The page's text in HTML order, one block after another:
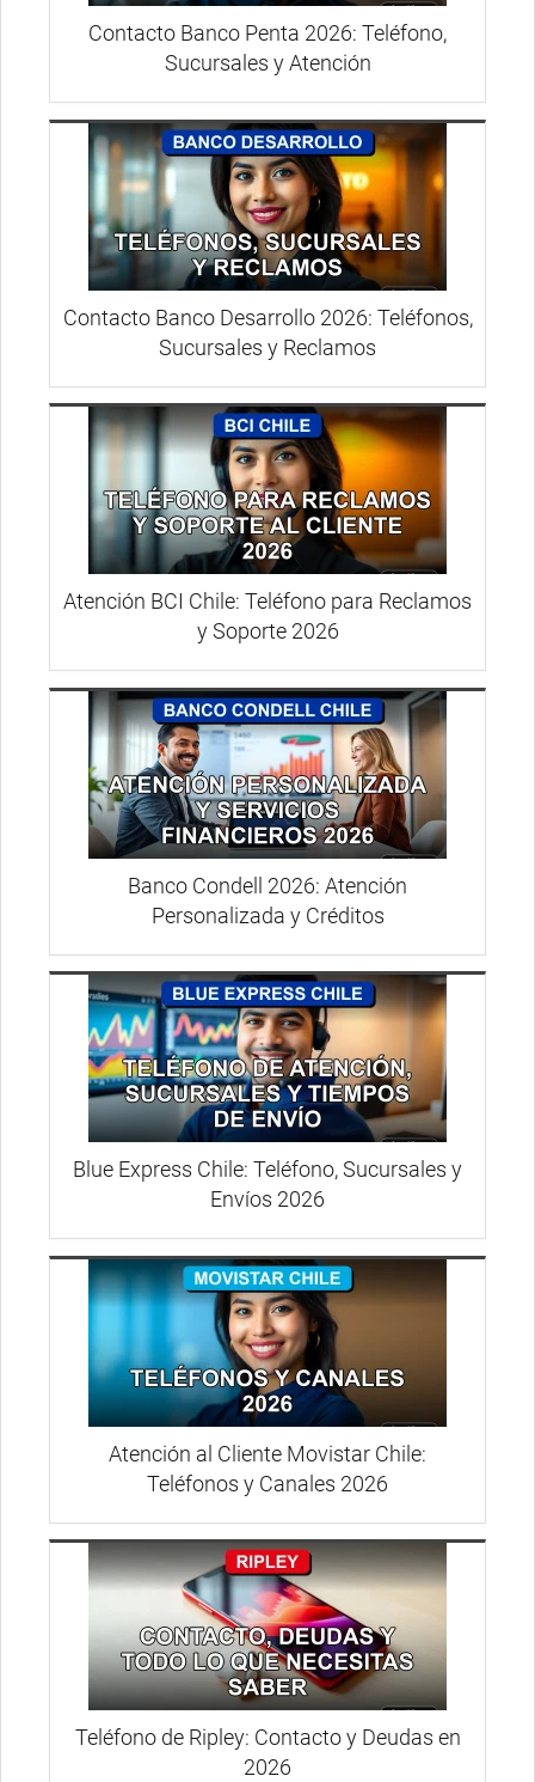
Contacto Banco Penta 2026: Teléfono,
Sucursales y Atención
Contacto Banco Desarrollo 2026: Teléfonos,
Sucursales y Reclamos
Atención BCI Chile: Teléfono para Reclamos
y Soporte 2026
Banco Condell 2026: Atención
Personalizada y Créditos
Blue Express Chile: Teléfono, Sucursales y
Envíos 2026
Atención al Cliente Movistar Chile:
Teléfonos y Canales 2026
Teléfono de Ripley: Contacto y Deudas en
2026